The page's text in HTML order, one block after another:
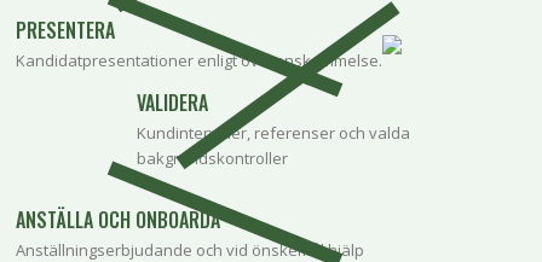
PRESENTERA
Kandidatpresentationer enligt överenskommelse.
VALIDERA
Kundintervjuer, referenser och valda
bakgrundskontroller
ANSTÄLLA OCH ONBOARDA
Anställningserbjudande och vid önskemål hjälp